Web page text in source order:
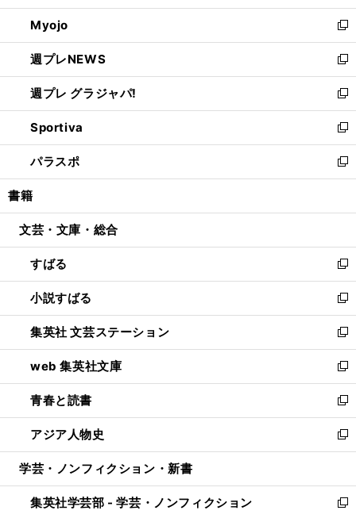
開
く
ウ
で
開
く
ン
ド
ウ
で
開
く
ウ
ィ
ン
ド
ウ
で
開
く
Myojo
新
し
い
ウ
ィ
ン
ド
ウ
で
開
週プレNEWS
新
し
い
ウ
ィ
ン
ド
ウ
開
週プレ グラジャパ!
新
し
い
ウ
ィ
ン
ウ
開
く
Sportiva
新
し
い
ウ
ン
ウ
で
開
く
パラスポ
新
し
ウ
ン
ド
ウ
で
開
く
書籍
文芸・文庫・総合
すばる
新
し
い
ウ
ィ
ン
ド
ウ
で
開
く
小説すばる
新
し
い
ウ
ィ
ン
ド
ウ
で
開
集英社 文芸ステーション
新
し
い
ウ
ィ
ン
ド
ウ
開
く
web 集英社文庫
新
し
い
ウ
ィ
ン
ウ
で
青春と読書
新
し
い
ウ
ン
ド
アジア人物史
新
し
ウ
ィ
学芸・ノンフィクション・新書
集英社学芸部 - 学芸・ノンフィクション
新